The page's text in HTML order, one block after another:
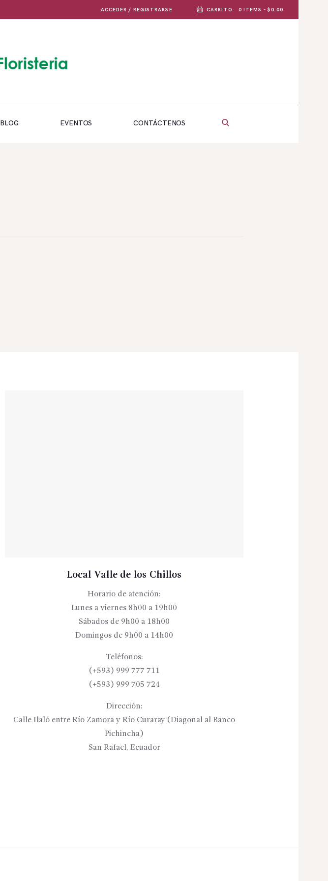
ACCEDER / REGISTRARSE CARRITO: 0 ITEMS - $0.00
BLOG EVENTOS CONTÁCTENOS
Local Valle de los Chillos
Horario de atención:
Lunes a viernes 8h00 a 19h00
Sábados de 9h00 a 18h00
Domingos de 9h00 a 14h00
Teléfonos:
(+593) 999 777 711
(+593) 999 705 724
Dirección:
Calle Ilaló entre Río Zamora y Río Curaray (Diagonal al Banco
Pichincha)
San Rafael, Ecuador